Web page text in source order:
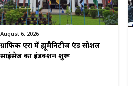
August 6, 2026
ग्राफिक एरा में ह्यूमैनिटीज एंड सोशल
साइंसेज का इंडक्शन शुरू